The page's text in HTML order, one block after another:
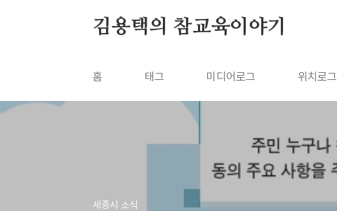
김용택의 참교육이야기
홈 태그 미디어로그 위치로그
세종시 소식